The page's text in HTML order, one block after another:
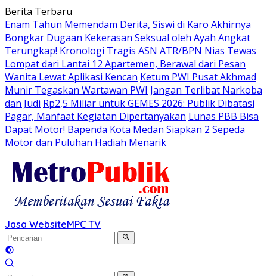
Langsung
ke
konten
Berita Terbaru
Enam Tahun Memendam Derita, Siswi di Karo Akhirnya
Bongkar Dugaan Kekerasan Seksual oleh Ayah Angkat
Terungkap! Kronologi Tragis ASN ATR/BPN Nias Tewas
Lompat dari Lantai 12 Apartemen, Berawal dari Pesan
Wanita Lewat Aplikasi Kencan Ketum PWI Pusat Akhmad
Munir Tegaskan Wartawan PWI Jangan Terlibat Narkoba
dan Judi Rp2,5 Miliar untuk GEMES 2026: Publik Dibatasi
Pagar, Manfaat Kegiatan Dipertanyakan Lunas PBB Bisa
Dapat Motor! Bapenda Kota Medan Siapkan 2 Sepeda
Motor dan Puluhan Hadiah Menarik
Jasa WebsiteMPC TV